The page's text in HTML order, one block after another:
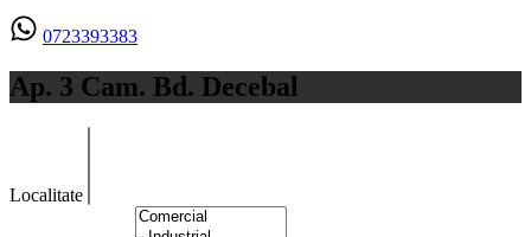
0723393383
Ap. 3 Cam. Bd. Decebal
Localitate